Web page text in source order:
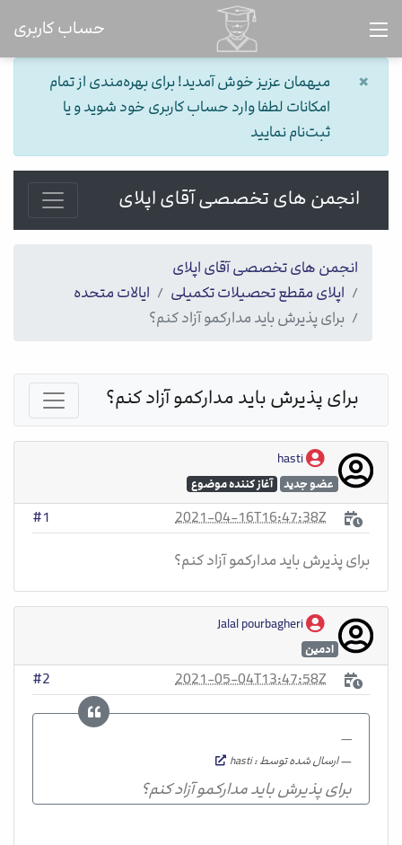
حساب کاربری
میهمان عزیز خوش آمدید! برای بهره‌مندی از تمام
امکانات لطفا وارد حساب کاربری خود شوید و یا
ثبت‌نام نمایید
×
انجمن های تخصصی آقای اپلای
انجمن های تخصصی آقای اپلای
اپلای مقطع تحصیلات تکمیلی
ایالات متحده
برای پذیرش باید مدارکمو آزاد کنم؟
برای پذیرش باید مدارکمو آزاد کنم؟
hasti
عضو جدید آغاز کننده موضوع
2021-04-16T16:47:38Z
#1
برای پذیرش باید مدارکمو آزاد کنم؟
Jalal pourbagheri
ادمین
2021-05-04T13:47:58Z
#2
ارسال شده توسط : hasti
برای پذیرش باید مدارکمو آزاد کنم؟